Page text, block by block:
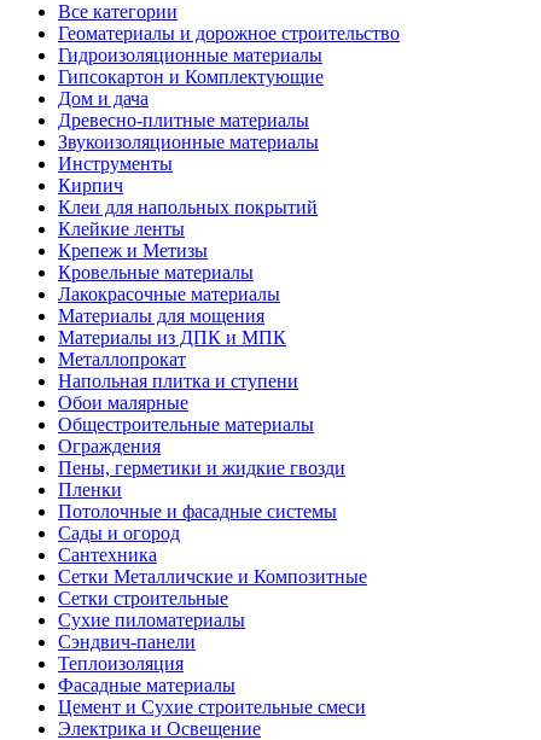
Все категории
Геоматериалы и дорожное строительство
Гидроизоляционные материалы
Гипсокартон и Комплектующие
Дом и дача
Древесно-плитные материалы
Звукоизоляционные материалы
Инструменты
Кирпич
Клеи для напольных покрытий
Клейкие ленты
Крепеж и Метизы
Кровельные материалы
Лакокрасочные материалы
Материалы для мощения
Материалы из ДПК и МПК
Металлопрокат
Напольная плитка и ступени
Обои малярные
Общестроительные материалы
Ограждения
Пены, герметики и жидкие гвозди
Пленки
Потолочные и фасадные системы
Сады и огород
Сантехника
Сетки Металличские и Композитные
Сетки строительные
Сухие пиломатериалы
Сэндвич-панели
Теплоизоляция
Фасадные материалы
Цемент и Сухие строительные смеси
Электрика и Освещение